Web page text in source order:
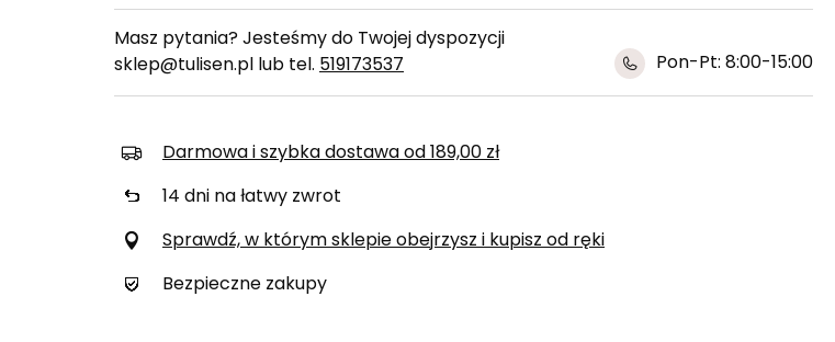
Masz pytania? Jesteśmy do Twojej dyspozycji
sklep@tulisen.pl lub tel. 519173537 Pon-Pt: 8:00-15:00
Darmowa i szybka dostawa od 189,00 zł
14 dni na łatwy zwrot
Sprawdź, w którym sklepie obejrzysz i kupisz od ręki
Bezpieczne zakupy